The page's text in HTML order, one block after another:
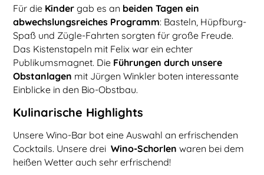
Für die Kinder gab es an beiden Tagen ein
abwechslungsreiches Programm: Basteln, Hüpfburg-
Spaß und Zügle-Fahrten sorgten für große Freude.
Das Kistenstapeln mit Felix war ein echter
Publikumsmagnet. Die Führungen durch unsere
Obstanlagen mit Jürgen Winkler boten interessante
Einblicke in den Bio-Obstbau.
Kulinarische Highlights
Unsere Wino-Bar bot eine Auswahl an erfrischenden
Cocktails. Unsere dreiWino-Schorlen waren bei dem
heißen Wetter auch sehr erfrischend!